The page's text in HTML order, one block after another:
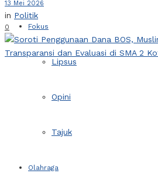
Fokus
Lipsus
Opini
Tajuk
Olahraga
13 Mei 2026
in Politik
0